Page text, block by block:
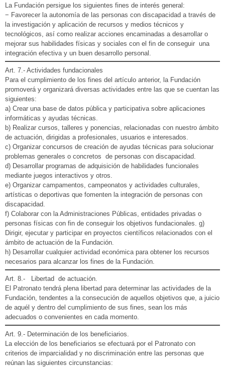
La Fundación persigue los siguientes fines de interés general:
− Favorecer la autonomía de las personas con discapacidad a través de
la investigación y aplicación de recursos y medios técnicos y
tecnológicos, así como realizar acciones encaminadas a desarrollar o
mejorar sus habilidades físicas y sociales con el fin de conseguir una
integración efectiva y un buen desarrollo personal.
Art. 7.- Actividades fundacionales
Para el cumplimiento de los fines del artículo anterior, la Fundación
promoverá y organizará diversas actividades entre las que se cuentan las
siguientes:
a) Crear una base de datos pública y participativa sobre aplicaciones
informáticas y ayudas técnicas.
b) Realizar cursos, talleres y ponencias, relacionadas con nuestro ámbito
de actuación, dirigidas a profesionales, usuarios e interesados.
c) Organizar concursos de creación de ayudas técnicas para solucionar
problemas generales o concretos de personas con discapacidad.
d) Desarrollar programas de adquisición de habilidades funcionales
mediante juegos interactivos y otros.
e) Organizar campamentos, campeonatos y actividades culturales,
artísticas o deportivas que fomenten la integración de personas con
discapacidad.
f) Colaborar con la Administraciones Públicas, entidades privadas o
personas físicas con fin de conseguir los objetivos fundacionales. g)
Dirigir, ejecutar y participar en proyectos científicos relacionados con el
ámbito de actuación de la Fundación.
h) Desarrollar cualquier actividad económica para obtener los recursos
necesarios para alcanzar los fines de la Fundación.
Art. 8.- Libertad de actuación.
El Patronato tendrá plena libertad para determinar las actividades de la
Fundación, tendentes a la consecución de aquellos objetivos que, a juicio
de aquél y dentro del cumplimiento de sus fines, sean los más
adecuados o convenientes en cada momento.
Art. 9.- Determinación de los beneficiarios.
La elección de los beneficiarios se efectuará por el Patronato con
criterios de imparcialidad y no discriminación entre las personas que
reúnan las siguientes circunstancias: